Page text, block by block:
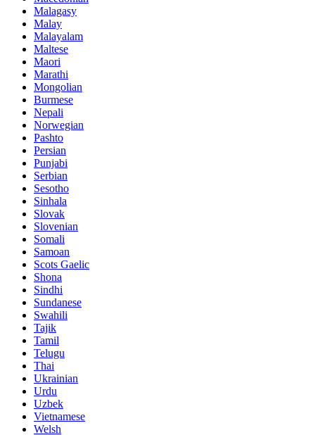
Malagasy
Malay
Malayalam
Maltese
Maori
Marathi
Mongolian
Burmese
Nepali
Norwegian
Pashto
Persian
Punjabi
Serbian
Sesotho
Sinhala
Slovak
Slovenian
Somali
Samoan
Scots Gaelic
Shona
Sindhi
Sundanese
Swahili
Tajik
Tamil
Telugu
Thai
Ukrainian
Urdu
Uzbek
Vietnamese
Welsh